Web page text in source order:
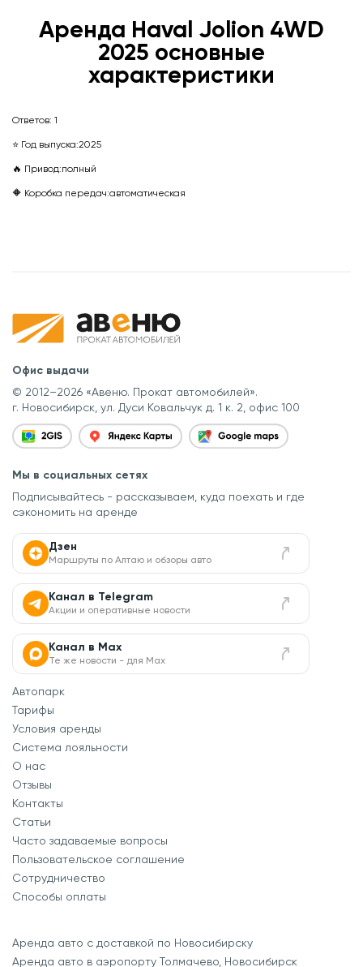
Аренда Haval Jolion 4WDㅤㅤㅤㅤㅤㅤㅤㅤㅤㅤㅤㅤㅤ
2025 основные
характеристики
Ответов: 1
⭐ Год выпуска:2025
🔥 Привод:полный
🔶 Коробка передач:автоматическая
Офис выдачи
© 2012–2026 «Авеню. Прокат автомобилей».
г. Новосибирск, ул. Дуси Ковальчук д. 1 к. 2, офис 100
Мы в социальных сетях
Подписывайтесь - рассказываем, куда поехать и где
сэкономить на аренде
Дзен
Маршруты по Алтаю и обзоры авто
Канал в Telegram
Акции и оперативные новости
Канал в Max
Те же новости - для Max
Автопарк
Тарифы
Условия аренды
Система лояльности
О нас
Отзывы
Контакты
Статьи
Часто задаваемые вопросы
Пользовательское соглашение
Сотрудничество
Способы оплаты
Аренда авто с доставкой по Новосибирску
Аренда авто в аэропорту Толмачево, Новосибирск